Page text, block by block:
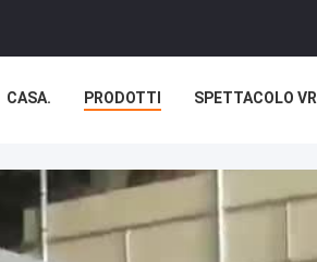
CASA. PRODOTTI SPETTACOLO VR